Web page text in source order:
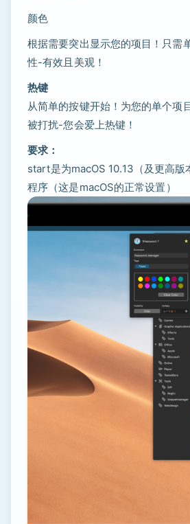
颜色
根据需要突出显示您的项目！只需
性-有效且美观！
热键
从简单的按键开始！为您的单个项
被打扰-您会爱上热键！
要求：
start是为macOS 10.13（及更高
程序（这是macOS的正常设置）